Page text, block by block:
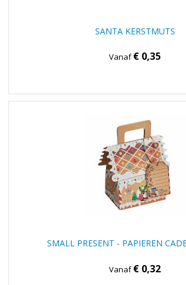
SANTA KERSTMUTS
Vanaf€ 0,35
SMALL PRESENT - PAPIEREN
Vanaf€ 0,32